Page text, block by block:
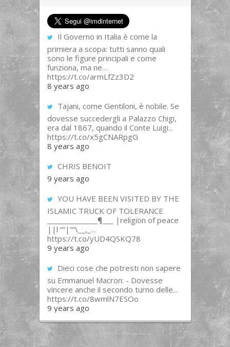
Il Governo in Italia è come la
primiera a scopa: tutti sanno quali
sono le figure principali e come
funziona, ma ne…
https://t.co/armLfZz3D2
8 years ago
Tajani, come Gentiloni, è nobile. Se
dovesse succedergli a Palazzo Chigi,
era dal 1867, quando il Conte Luigi...
https://t.co/x5gCNARpgG
8 years ago
CHRIS BENOIT
9 years ago
YOU HAVE BEEN VISITED BY THE
ISLAMIC TRUCK OF TOLERANCE
______________¶___ |religion of peace
||l “”|””\__,_...
https://t.co/yUD4QSKQ78
9 years ago
Dieci cose che potresti non sapere
su Emmanuel Macron: - Dovesse
vincere anche il secondo turno delle...
https://t.co/8wmlN7ESOo
9 years ago